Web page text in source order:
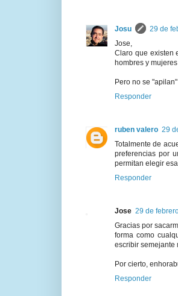
Josu
29 de
Jose,
Claro que existen
hombres y
Pero no se
Responder
ruben valero 29
Totalmente de
preferencias por
permitan elegir
Responder
Jose 29 de
Gracias por
forma como
escribir semejante
Por cierto,
Responder